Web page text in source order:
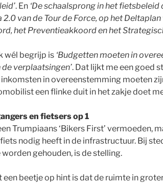
. En ‘De schaalsprong in het
2.0 van de Tour de Force, op het
het Preventieakkoord en het
wél begrijp is ‘Budgetten moeten in
verplaatsingen’. Dat lijkt me een goed
in overeenstemming moeten
een flinke duit in het zakje doet
en fietsers op 1
Trumpiaans ‘Bikers First’ vermoeden,
nodig heeft in de infrastructuur. Bij
gehouden, is de stelling.
een beetje op hint is dat de ruimte in